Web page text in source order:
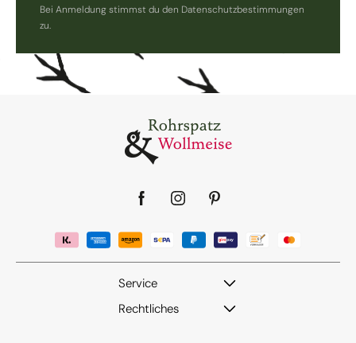
Bei Anmeldung stimmst du den Datenschutzbestimmungen
zu.
Facebook
InstagramPinterest
Service
Rechtliches